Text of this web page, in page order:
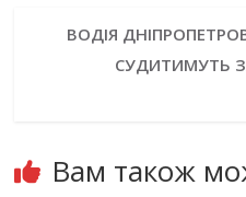
ВОДІЯ
СУДИТИМУТЬ
Вам також